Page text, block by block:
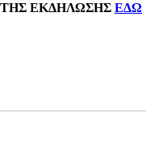
ΕΚΔΗΛΩΣΗΣ ΕΔΩ